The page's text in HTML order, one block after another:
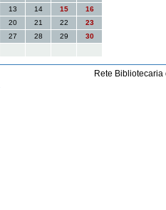
13 14 15
16
20 21 22
23
27 28 29
30
Rete